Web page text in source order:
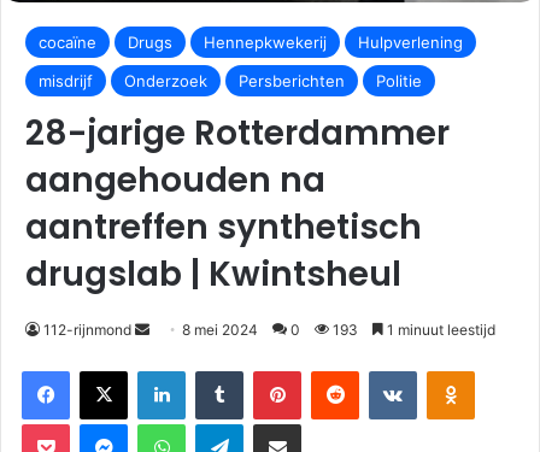
cocaïne Drugs Hennepkwekerij
Hulpverlening
misdrijf
Onderzoek Persberichten Politie
28-jarige Rotterdammer
aangehouden na
aantreffen synthetisch
drugslab | Kwintsheul
112-rijnmond 8 mei 2024 0 193 1 minuut leestijd
Facebook
X LinkedInTumblr PinterestReddit VKontakteOdnoklassniki
Pocket MessengerWhatsAppTelegramDeel via E-mail